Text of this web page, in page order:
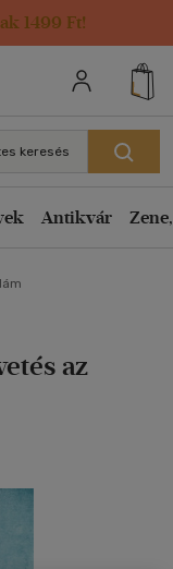
1499 Ft!
keresés
Antikvár
az